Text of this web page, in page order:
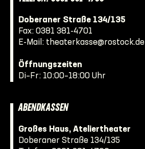
Doberaner Straße 134/135
Fax: 0381 381-4701
E-Mail: theaterkasse@rostock.de
Öffnungszeiten
Di–Fr: 10:00–18:00 Uhr
ABENDKASSEN
Großes Haus, Ateliertheater
Doberaner Straße 134/135